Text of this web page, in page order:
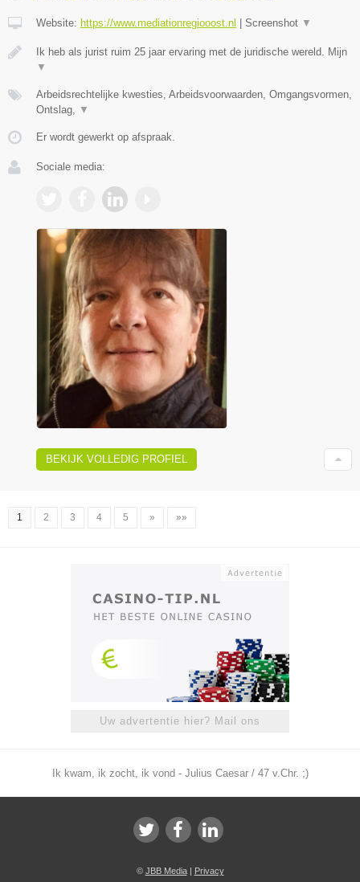
Website: https://www.mediationregiooost.nl Screenshot ▼
Ik heb als jurist ruim 25 jaar ervaring met de juridische wereld. Mijn
▼
Arbeidsrechtelijke kwesties, Arbeidsvoorwaarden, Omgangsvormen,
Ontslag,
▼
Er wordt gewerkt op afspraak.
Sociale media:
BEKIJK VOLLEDIG PROFIEL
1 2 3 4 5 » »»
Uw advertentie hier? Mail ons
Ik kwam, ik zocht, ik vond - Julius Caesar / 47 v.Chr. ;)
© JBB Media| Privacy